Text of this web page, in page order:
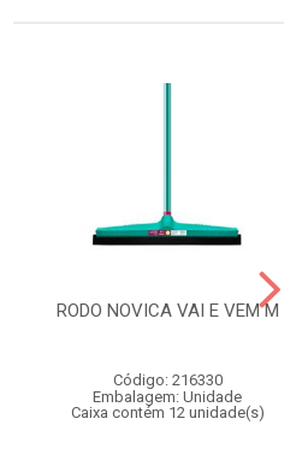
RODO NOVICA VAI E VEM M
Código: 216330
Embalagem: Unidade
Caixa contém 12 unidade(s)